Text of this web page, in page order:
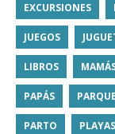
EXCURSIONES
JUEGOS
LIBROS
PAPÁS
PARTO PLAYAS